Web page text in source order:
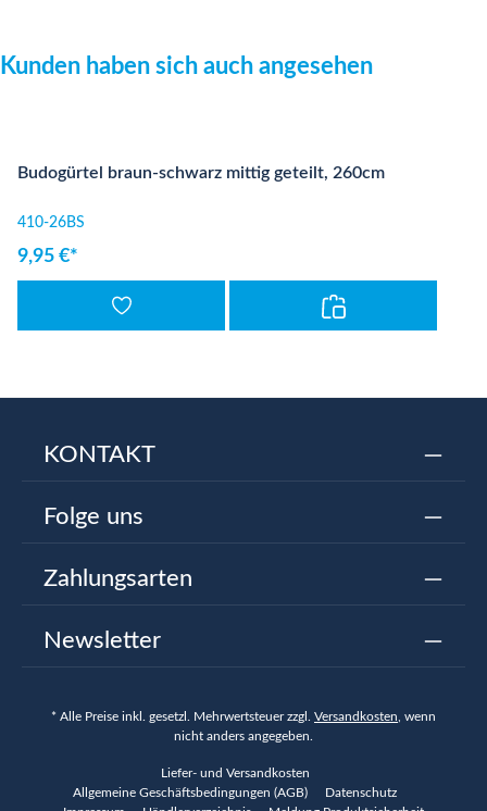
Produktgalerie überspringen
Kunden haben sich auch angesehen
Budogürtel braun-schwarz mittig geteilt, 260cm
410-26BS
9,95 €*
KONTAKT
Folge uns
Zahlungsarten
Newsletter
* Alle Preise inkl. gesetzl. Mehrwertsteuer zzgl. Versandkosten , wenn
nicht anders angegeben.
Liefer- und Versandkosten
Allgemeine Geschäftsbedingungen (AGB)
Datenschutz